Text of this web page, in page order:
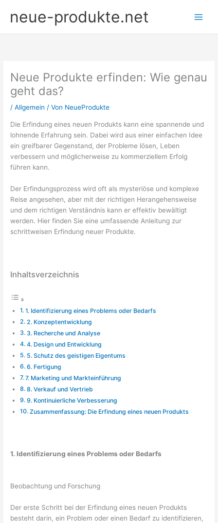
Inhaltneue-produkte.net
Neue Produkte erfinden: Wie genau
geht das?
/Allgemein / Von NeueProdukte
Die Erfindung eines neuen Produkts kann eine spannende und
lohnende Erfahrung sein. Dabei wird aus einer einfachen Idee
ein greifbarer Gegenstand, der Probleme lösen, Leben
verbessern und möglicherweise zu kommerziellem Erfolg
führen kann.
Der Erfindungsprozess wird oft als mysteriöse und komplexe
Reise angesehen, aber mit der richtigen Herangehensweise
und dem richtigen Verständnis kann er effektiv bewältigt
werden. Hier finden Sie eine umfassende Anleitung zur
schrittweisen Erfindung neuer Produkte.
Inhaltsverzeichnis
1. Identifizierung eines Problems oder Bedarfs
2. Konzeptentwicklung
3. Recherche und Analyse
4. Design und Entwicklung
5. Schutz des geistigen Eigentums
6. Fertigung
7. Marketing und Markteinführung
8. Verkauf und Vertrieb
9. Kontinuierliche Verbesserung
Zusammenfassung: Die Erfindung eines neuen Produkts
1. Identifizierung eines Problems oder Bedarfs
Beobachtung und Forschung
Der erste Schritt bei der Erfindung eines neuen Produkts
besteht darin, ein Problem oder einen Bedarf zu identifizieren,